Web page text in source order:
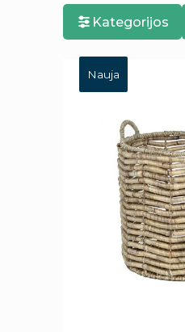
Kategorijos
Nauja